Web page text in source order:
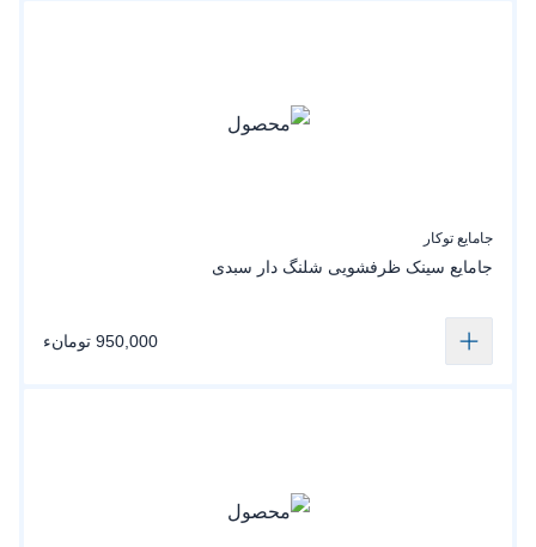
جامایع توکار
جامایع سینک ظرفشویی شلنگ دار سبدی
950,000 تومانء